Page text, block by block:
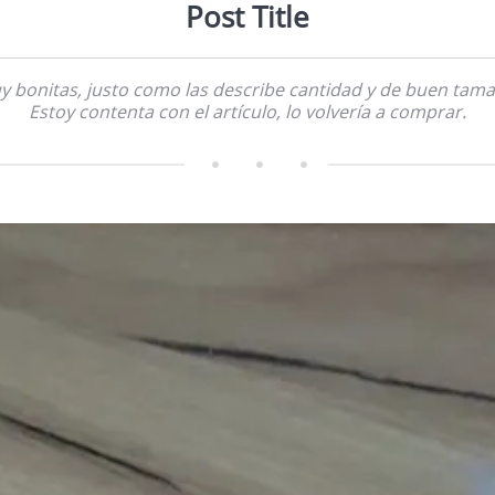
Post Title
bonitas, justo como las describe cantidad y de buen
Estoy contenta con el artículo, lo volvería a comprar.